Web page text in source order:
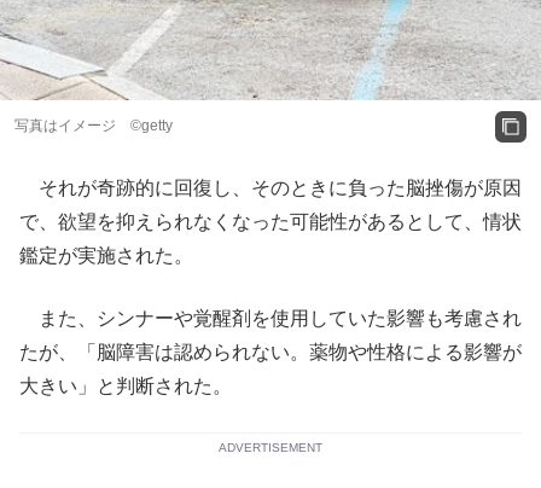
写真はイメージ ©getty
それが奇跡的に回復し、そのときに負った脳挫傷が原因
で、欲望を抑えられなくなった可能性があるとして、情状
鑑定が実施された。
また、シンナーや覚醒剤を使用していた影響も考慮され
たが、「脳障害は認められない。薬物や性格による影響が
大きい」と判断された。
ADVERTISEMENT